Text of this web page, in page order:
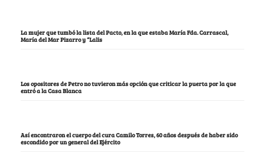
La mujer que tumbó la lista del Pacto, en la que estaba María Fda. Carrascal,
María del Mar Pizarro y “Lalis
Los opositores de Petro no tuvieron más opción que criticar la puerta por la que
entró a la Casa Blanca
Así encontraron el cuerpo del cura Camilo Torres, 60 años después de haber sido
escondido por un general del Ejército